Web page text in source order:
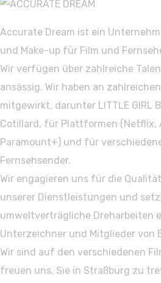
Accurate Dream ist ein
und Make-up für Film und
Wir verfügen über zahlreiche
ansässig. Wir haben an
mitgewirkt, darunter LITTLE GIRL
Cotillard, für Plattformen (Netflix,
Paramount+) und für
Fernsehsender.
Wir engagieren uns für die
unserer Dienstleistungen und
umweltverträgliche Dreharbeiten
Unterzeichner und Mitglieder von
Wir sind auf den verschiedenen
freuen uns, Sie in Straßburg zu